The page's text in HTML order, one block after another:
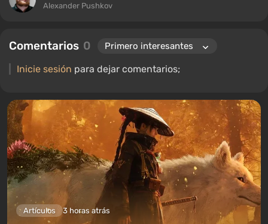
Alexander Pushkov
Comentarios 0
Inicie sesión para dejar comentarios;
Artículos 3 horas atrás